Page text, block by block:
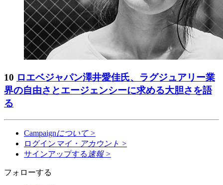
10 ロエベジャパン澤井愛佳氏、ラグジュアリー業
界の自由さとエージェンシーに求める大胆さを語
る
Campaignについて >
ログイン マイ・アカウント >
サインアップする 速報 >
フォローする